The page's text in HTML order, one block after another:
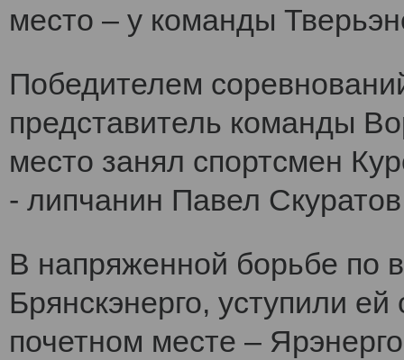
место – у команды
Победителем
представитель команды
место занял спортсмен
- липчанин Павел
В напряженной борьбе по
Брянскэнерго, уступили
почетном месте –